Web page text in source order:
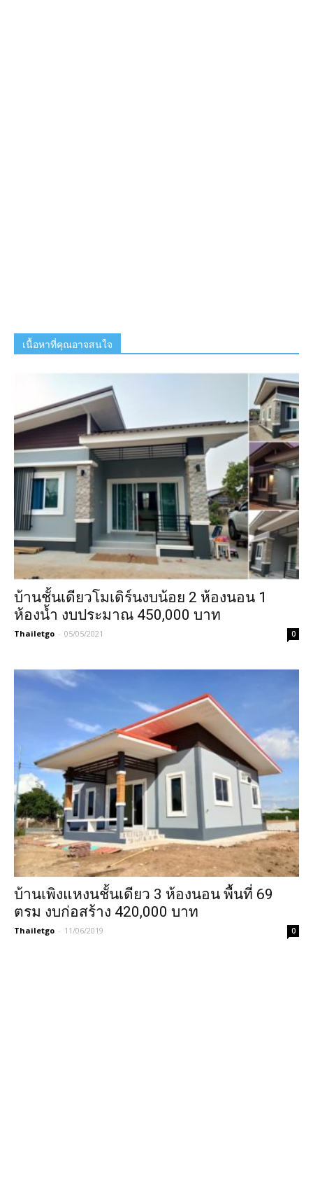
เนื้อหาที่คุณอาจสนใจ
บ้านชั้นเดียวโมเดิร์นงบน้อย 2 ห้องนอน 1
ห้องน้ำ งบประมาณ 450,000 บาท
Thailetgo - 05/05/2021 0
บ้านเพิงแหงนชั้นเดียว 3 ห้องนอน พื้นที่ 69
ตรม งบก่อสร้าง 420,000 บาท
Thailetgo - 11/06/2019 0